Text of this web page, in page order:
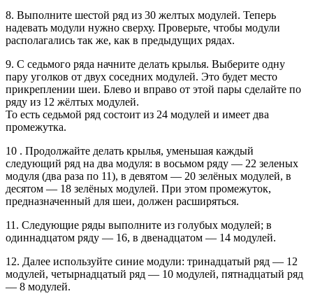
8. Выполните шестой ряд из 30 желтых модулей. Теперь
надевать модули нужно сверху. Проверьте, чтобы модули
располагались так же, как в предыдущих рядах.
9. С седьмого ряда начните делать крылья. Выберите одну
пару уголков от двух соседних модулей. Это будет место
прикреплении шеи. Блево и вправо от этой пары сделайте по
ряду из 12 жёлтых модулей.
То есть седьмой ряд состоит из 24 модулей и имеет два
промежутка.
10 . Продолжайте делать крылья, уменьшая каждый
следующий ряд на два модуля: в восьмом ряду — 22 зеленых
модуля (двa раза по 11), в девятом — 20 зелёных модулей, в
десятом — 18 зелёных модулей. При этом промежуток,
предназначенный для шеи, должен расширяться.
11. Следующие ряды выполните из голубых модулей; в
одиннадцатом ряду — 16, в двенадцатом — 14 модулей.
12. Далее используйте синие модули: тринадцатый ряд — 12
модулей, четырнадцатый ряд — 10 модулей, пятнадцатый ряд
— 8 модулей.